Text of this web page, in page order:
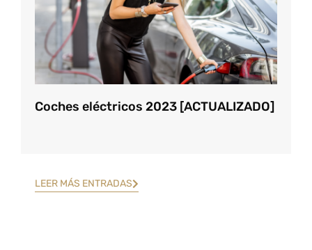
Coches eléctricos 2023 [ACTUALIZADO]
LEER MÁS ENTRADAS